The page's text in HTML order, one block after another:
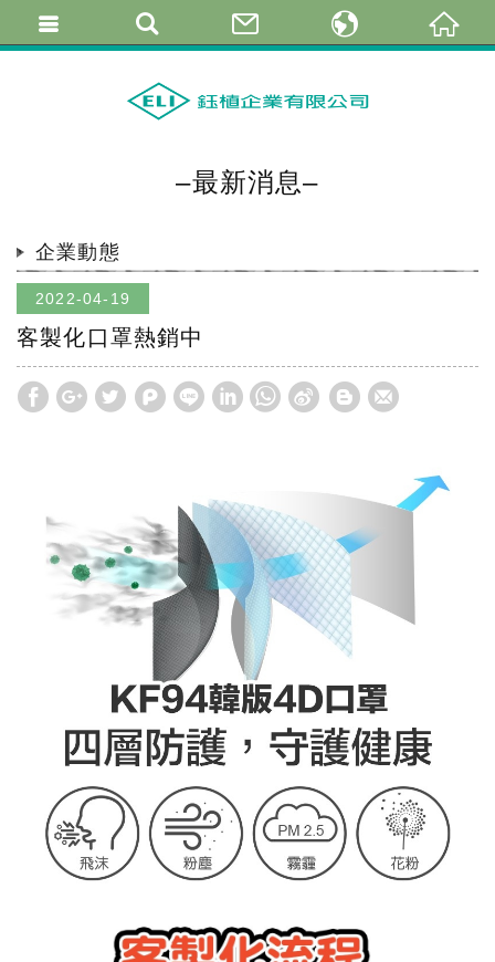
–最新消息–
企業動態
2022-04-19
客製化口罩熱銷中
简体中文